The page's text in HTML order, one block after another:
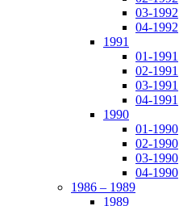
03-1992
04-1992
1991
01-1991
02-1991
03-1991
04-1991
1990
01-1990
02-1990
03-1990
04-1990
1986 – 1989
1989